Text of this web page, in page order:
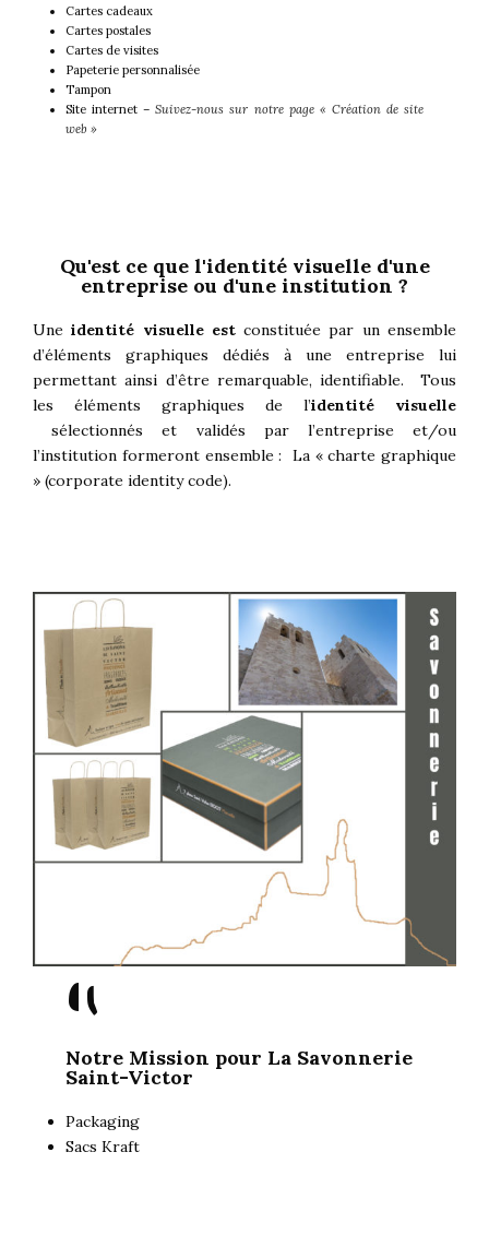
Cartes cadeaux
Cartes postales
Cartes de visites
Papeterie personnalisée
Tampon
Site internet –Suivez-nous sur notre page « Création de site
web »
Qu'est ce que l'identité visuelle d'une
entreprise ou d'une institution ?
Uneidentité visuelle estconstituée par un ensemble
d’éléments graphiques dédiés à une entreprise lui
permettant ainsi d’être remarquable, identifiable. Tous
les éléments graphiques de l’identité visuelle
sélectionnés et validés par l’entreprise et/ou
l’institution formeront ensemble : La « charte graphique
» (corporate identity code).
"
Notre Mission pour La Savonnerie
Saint-Victor
Packaging
Sacs Kraft